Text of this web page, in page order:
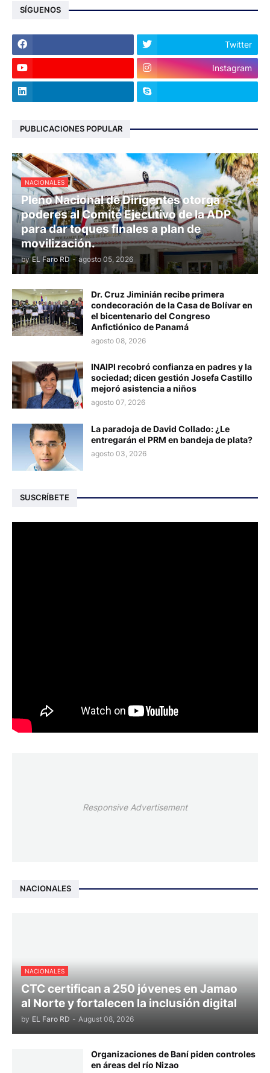
SÍGUENOS
Twitter
Instagram
PUBLICACIONES POPULAR
NACIONALES
Pleno Nacional de Dirigentes otorga
poderes al Comité Ejecutivo de la ADP
para dar toques finales a plan de
movilización.
by EL Faro RD - agosto 05, 2026
Dr. Cruz Jiminián recibe primera
condecoración de la Casa de Bolívar en
el bicentenario del Congreso
Anfictiónico de Panamá
agosto 08, 2026
INAIPI recobró confianza en padres y la
sociedad; dicen gestión Josefa Castillo
mejoró asistencia a niños
agosto 07, 2026
La paradoja de David Collado: ¿Le
entregarán el PRM en bandeja de plata?
agosto 03, 2026
SUSCRÍBETE
Responsive Advertisement
NACIONALES
NACIONALES
CTC certifican a 250 jóvenes en Jamao
al Norte y fortalecen la inclusión digital
by EL Faro RD - August 08, 2026
Organizaciones de Baní piden controles
en áreas del río Nizao